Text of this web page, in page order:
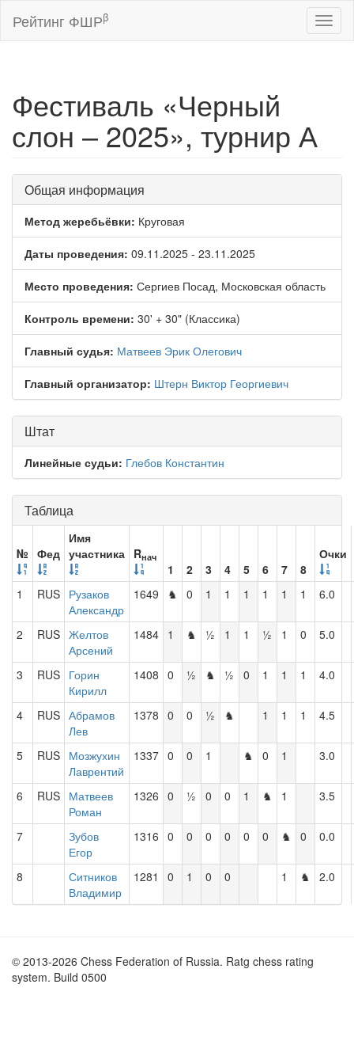
Рейтинг ФШРβ
Фестиваль «Черный
слон – 2025», турнир А
Общая информация
Метод жеребьёвки: Круговая
Даты проведения: 09.11.2025 - 23.11.2025
Место проведения: Сергиев Посад, Московская область
Контроль времени: 30' + 30" (Классика)
Главный судья: Матвеев Эрик Олегович
Главный организатор: Штерн Виктор Георгиевич
Штат
Линейные судьи: Глебов Константин
Таблица
№ Фед
Имя
участника Rнач
1 2 3 4 5 6 7 8
Очки
1 RUS Рузаков
Александр
1649 ♞ 0 1 1 1 1 1 1 6.0
2 RUS Желтов
Арсений
1484 1 ♞ ½ 1 1 ½ 1 0 5.0
3 RUS Горин
Кирилл
1408 0 ½ ♞ ½ 0 1 1 1 4.0
4 RUS Абрамов
Лев
1378 0 0 ½ ♞ 1 1 1 4.5
5 RUS Мозжухин
Лаврентий
1337 0 0 1 ♞ 0 1 3.0
6 RUS Матвеев
Роман
1326 0 ½ 0 0 1 ♞ 1 3.5
7
Зубов
Егор
1316 0 0 0 0 0 0 ♞ 0 0.0
8
Ситников
Владимир
1281 0 1 0 0 1 ♞ 2.0
© 2013-2026 Chess Federation of Russia. Ratg chess rating
system. Build 0500